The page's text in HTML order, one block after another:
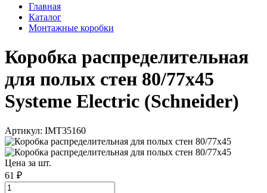
Главная
Каталог
Монтажные коробки
Коробка распределительная
для полых стен 80/77х45
Systeme Electric (Schneider)
Артикул: IMT35160
Цена за шт.
61 ₽